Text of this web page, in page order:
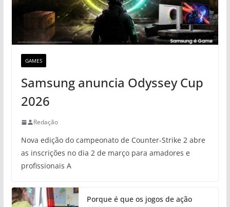
GAMES
Samsung anuncia Odyssey Cup
2026
Redação
Nova edição do campeonato de Counter-Strike 2 abre
as inscrições no dia 2 de março para amadores e
profissionais A
Porque é que os jogos de ação